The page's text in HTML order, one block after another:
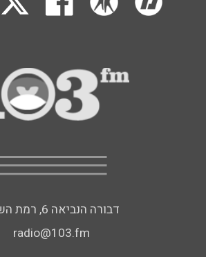
דבורה הנביאה 6, רמת השרון
radio@103.fm